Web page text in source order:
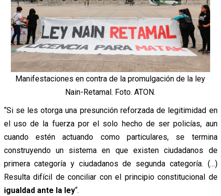
Manifestaciones en contra de la promulgación de la ley
Nain-Retamal. Foto. ATON.
“Si se les otorga una presunción reforzada de legitimidad en
el uso de la fuerza por el solo hecho de ser policías, aun
cuando estén actuando como particulares, se termina
construyendo un sistema en que existen ciudadanos de
primera categoría y ciudadanos de segunda categoría. (…)
Resulta difícil de conciliar con el principio constitucional de
igualdad ante la ley“.